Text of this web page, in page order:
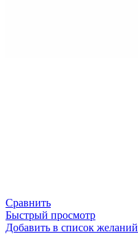
Сравнить
Быстрый просмотр
Добавить в список желаний